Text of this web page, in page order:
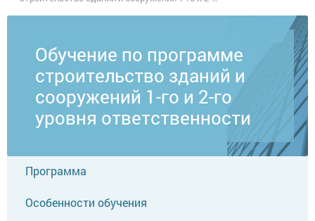
Обучение по программе
строительство зданий и
сооружений 1-го и 2-го
уровня ответственности
Программа
Особенности обучения